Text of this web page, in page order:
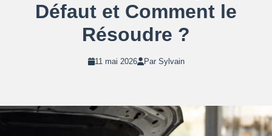
Défaut et Comment le
Résoudre ?
11 mai 2026 Par Sylvain